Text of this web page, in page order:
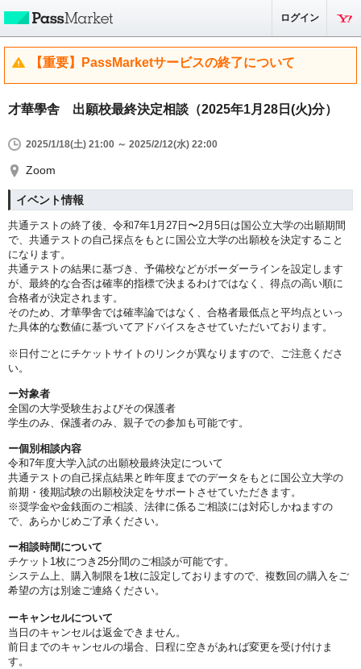
ログイン
【重要】PassMarketサービスの終了について
才華學舎 出願校最終決定相談（2025年1月28日(火)分）
2025/1/18(土) 21:00 ～ 2025/2/12(水) 22:00
Zoom
イベント情報
共通テストの終了後、令和7年1月27日〜2月5日は国公立大学の出願期間
で、 共通テストの自己採点をもとに国公立大学の出願校を決定すること
になります。
共通テストの結果に基づき、予備校などがボーダーラインを設定します
が、 最終的な合否は確率的指標で決まるわけではなく、得点の高い順に
合格者が決定されます。
そのため、才華學舎では確率論ではなく、合格者最低点と平均点といっ
た具体的な数値に基づいてアドバイスをさせていただいております。
※日付ごとにチケットサイトのリンクが異なりますので、ご注意くださ
い。
ー対象者
全国の大学受験生およびその保護者
学生のみ、保護者のみ、親子での参加も可能です。
ー個別相談内容
令和7年度大学入試の出願校最終決定について
共通テストの自己採点結果と昨年度までのデータをもとに国公立大学の
前期・後期試験の出願校決定をサポートさせていただきます。
※奨学金や金銭面のご相談、法律に係るご相談には対応しかねますの
で、あらかじめご了承ください。
ー相談時間について
チケット1枚につき25分間のご相談が可能です。
システム上、購入制限を1枚に設定しておりますので、複数回の購入をご
希望の方は別途ご連絡ください。
ーキャンセルについて
当日のキャンセルは返金できません。
前日までのキャンセルの場合、日程に空きがあれば変更を受け付けま
す。